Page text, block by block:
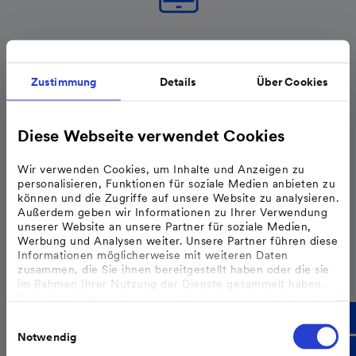
Zustimmung Details Über Cookies
Diese Webseite verwendet Cookies
Wir verwenden Cookies, um Inhalte und Anzeigen zu
personalisieren, Funktionen für soziale Medien anbieten zu
können und die Zugriffe auf unsere Website zu analysieren.
Außerdem geben wir Informationen zu Ihrer Verwendung
unserer Website an unsere Partner für soziale Medien,
Werbung und Analysen weiter. Unsere Partner führen diese
Informationen möglicherweise mit weiteren Daten
zusammen, die Sie ihnen bereitgestellt haben oder die sie
im Rahmen Ihrer Nutzung der Dienste gesammelt haben.
erfolgt, wenn Sie uns dazu Ihre Einwilligung erteilt haben
und dass die Verarbeitung der Daten im Einklang mit den
Notwendig
Sie haben Interesse an einer eigenen Ladesäule?
0621 - 290 1790
Sie haben technische Fragen zu unseren öffentlichen
Ladesäulen?
0800 - 688 688 0
Mo - Fr von 8 bis 17 Uhr